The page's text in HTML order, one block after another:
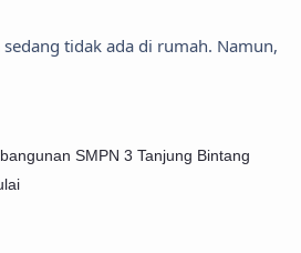
tidak ada di rumah. Namun,
SMPN 3 Tanjung Bintang